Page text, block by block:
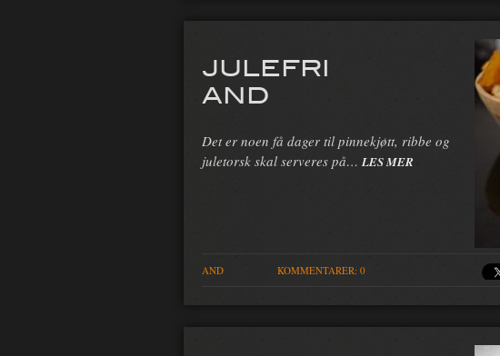
JULEFRI
AND
Det er noen få dager til pinnekjøtt, ribbe og
juletorsk skal serveres på… LES MER
AND KOMMENTARER: 0